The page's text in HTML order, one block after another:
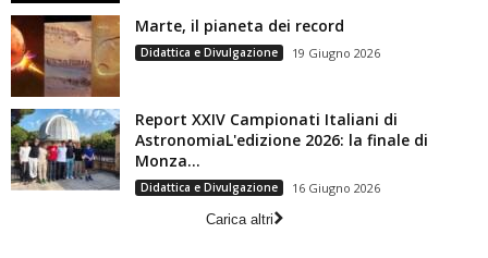
Marte, il pianeta dei record
Didattica e Divulgazione 19 Giugno 2026
Report XXIV Campionati Italiani di
AstronomiaL'edizione 2026: la finale di
Monza...
Didattica e Divulgazione
16 Giugno 2026
Carica altri